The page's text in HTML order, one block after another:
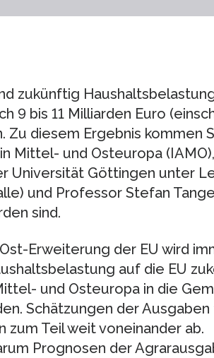
zukünftig
9 bis 11 Milliarden Euro
Zu diesem Ergebnis kommen
Mittel- und Osteuropa
Universität Göttingen unter
und Professor Stefan
sind.
Erweiterung der EU wird
auf die EU
und Osteuropa in die
Schätzungen der Ausgaben
zum Teil weit voneinander ab.
Prognosen der